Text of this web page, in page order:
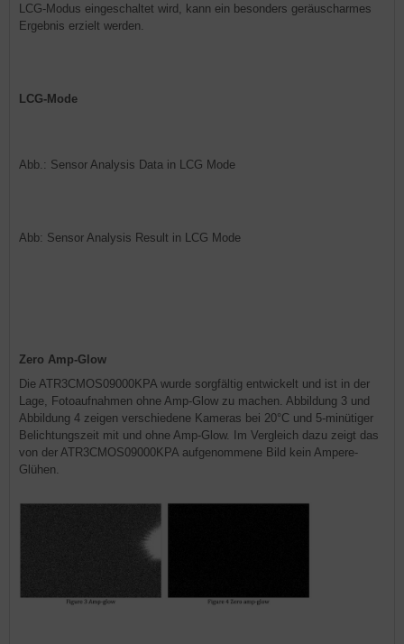
LCG-Modus eingeschaltet wird, kann ein besonders geräuscharmes
Ergebnis erzielt werden.
LCG-Mode
Abb.: Sensor Analysis Data in LCG Mode
Abb: Sensor Analysis Result in LCG Mode
Zero Amp-Glow
Die ATR3CMOS09000KPA wurde sorgfältig entwickelt und ist in der
Lage, Fotoaufnahmen ohne Amp-Glow zu machen. Abbildung 3 und
Abbildung 4 zeigen verschiedene Kameras bei 20°C und 5-minütiger
Belichtungszeit mit und ohne Amp-Glow. Im Vergleich dazu zeigt das
von der ATR3CMOS09000KPA aufgenommene Bild kein Ampere-
Glühen.